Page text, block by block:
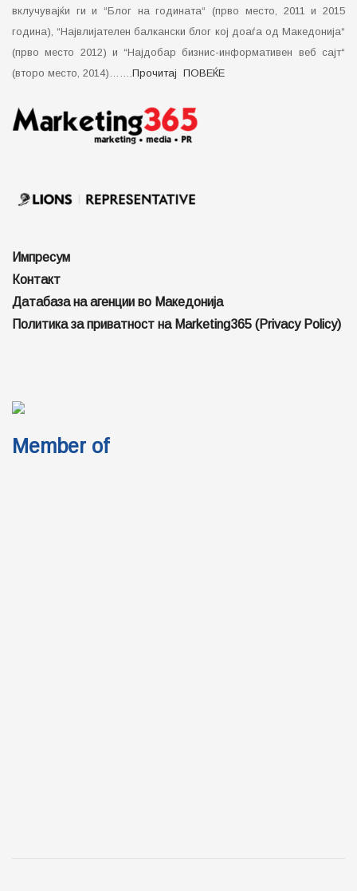
вклучувајќи ги и “Блог на годината“ (прво место, 2011 и 2015
година), “Највлијателен балкански блог кој доаѓа од Македонија“
(прво место 2012) и “Најдобар бизнис-информативен веб сајт“
(второ место, 2014)…….Прочитај ПОВЕЌЕ
Импресум
Контакт
Датабаза на агенции во Македонија
Политика за приватност на Marketing365 (Privacy Policy)
Member of